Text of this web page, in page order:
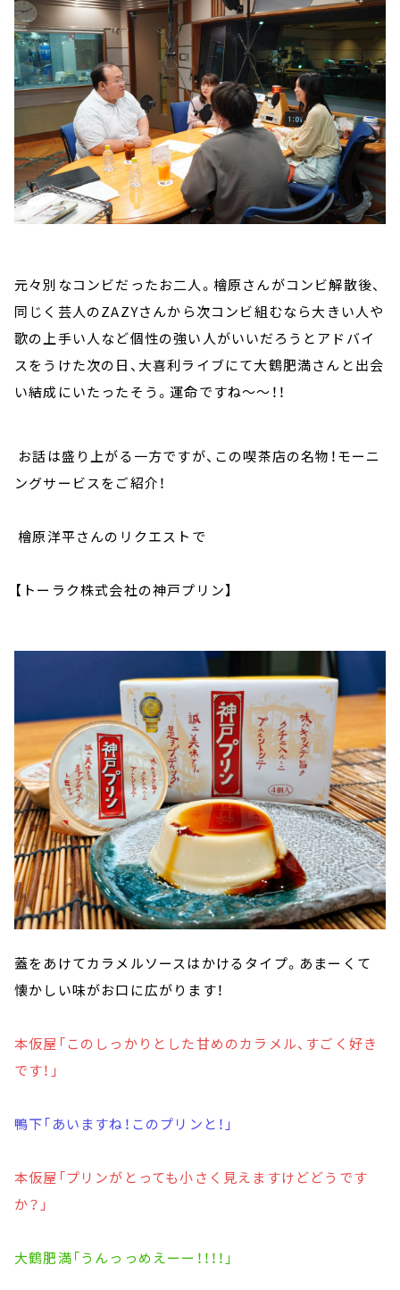
元々別なコンビだったお二人。檜原さんがコンビ解散後、
同じく芸人のZAZYさんから次コンビ組むなら大きい人や
歌の上手い人など個性の強い人がいいだろうとアドバイ
スをうけた次の日、大喜利ライブにて大鶴肥満さんと出会
い結成にいたったそう。運命ですね～～！！
お話は盛り上がる一方ですが、この喫茶店の名物！モーニ
ングサービスをご紹介！
檜原洋平さんのリクエストで
【トーラク株式会社の神戸プリン】
蓋をあけてカラメルソースはかけるタイプ。あまーくて
懐かしい味がお口に広がります！
本仮屋「このしっかりとした甘めのカラメル、すごく好き
です！」
鴨下「あいますね！このプリンと！」
本仮屋「プリンがとっても小さく見えますけどどうです
か？」
大鶴肥満「うんっっめえーー！！！！」